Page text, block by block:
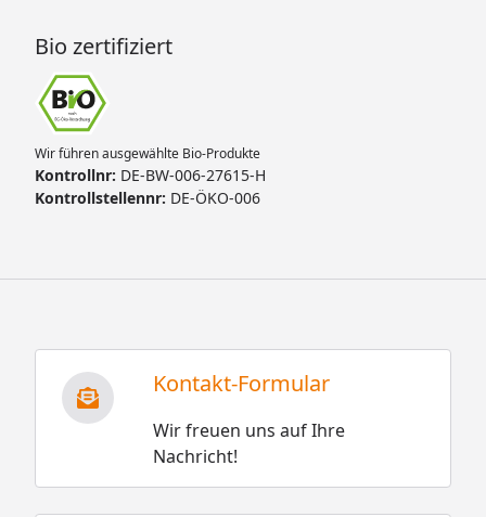
Bio zertifiziert
Wir führen ausgewählte Bio-Produkte
Kontrollnr: DE-BW-006-27615-H
Kontrollstellennr: DE-ÖKO-006
Kontakt-Formular
Wir freuen uns auf Ihre
Nachricht!